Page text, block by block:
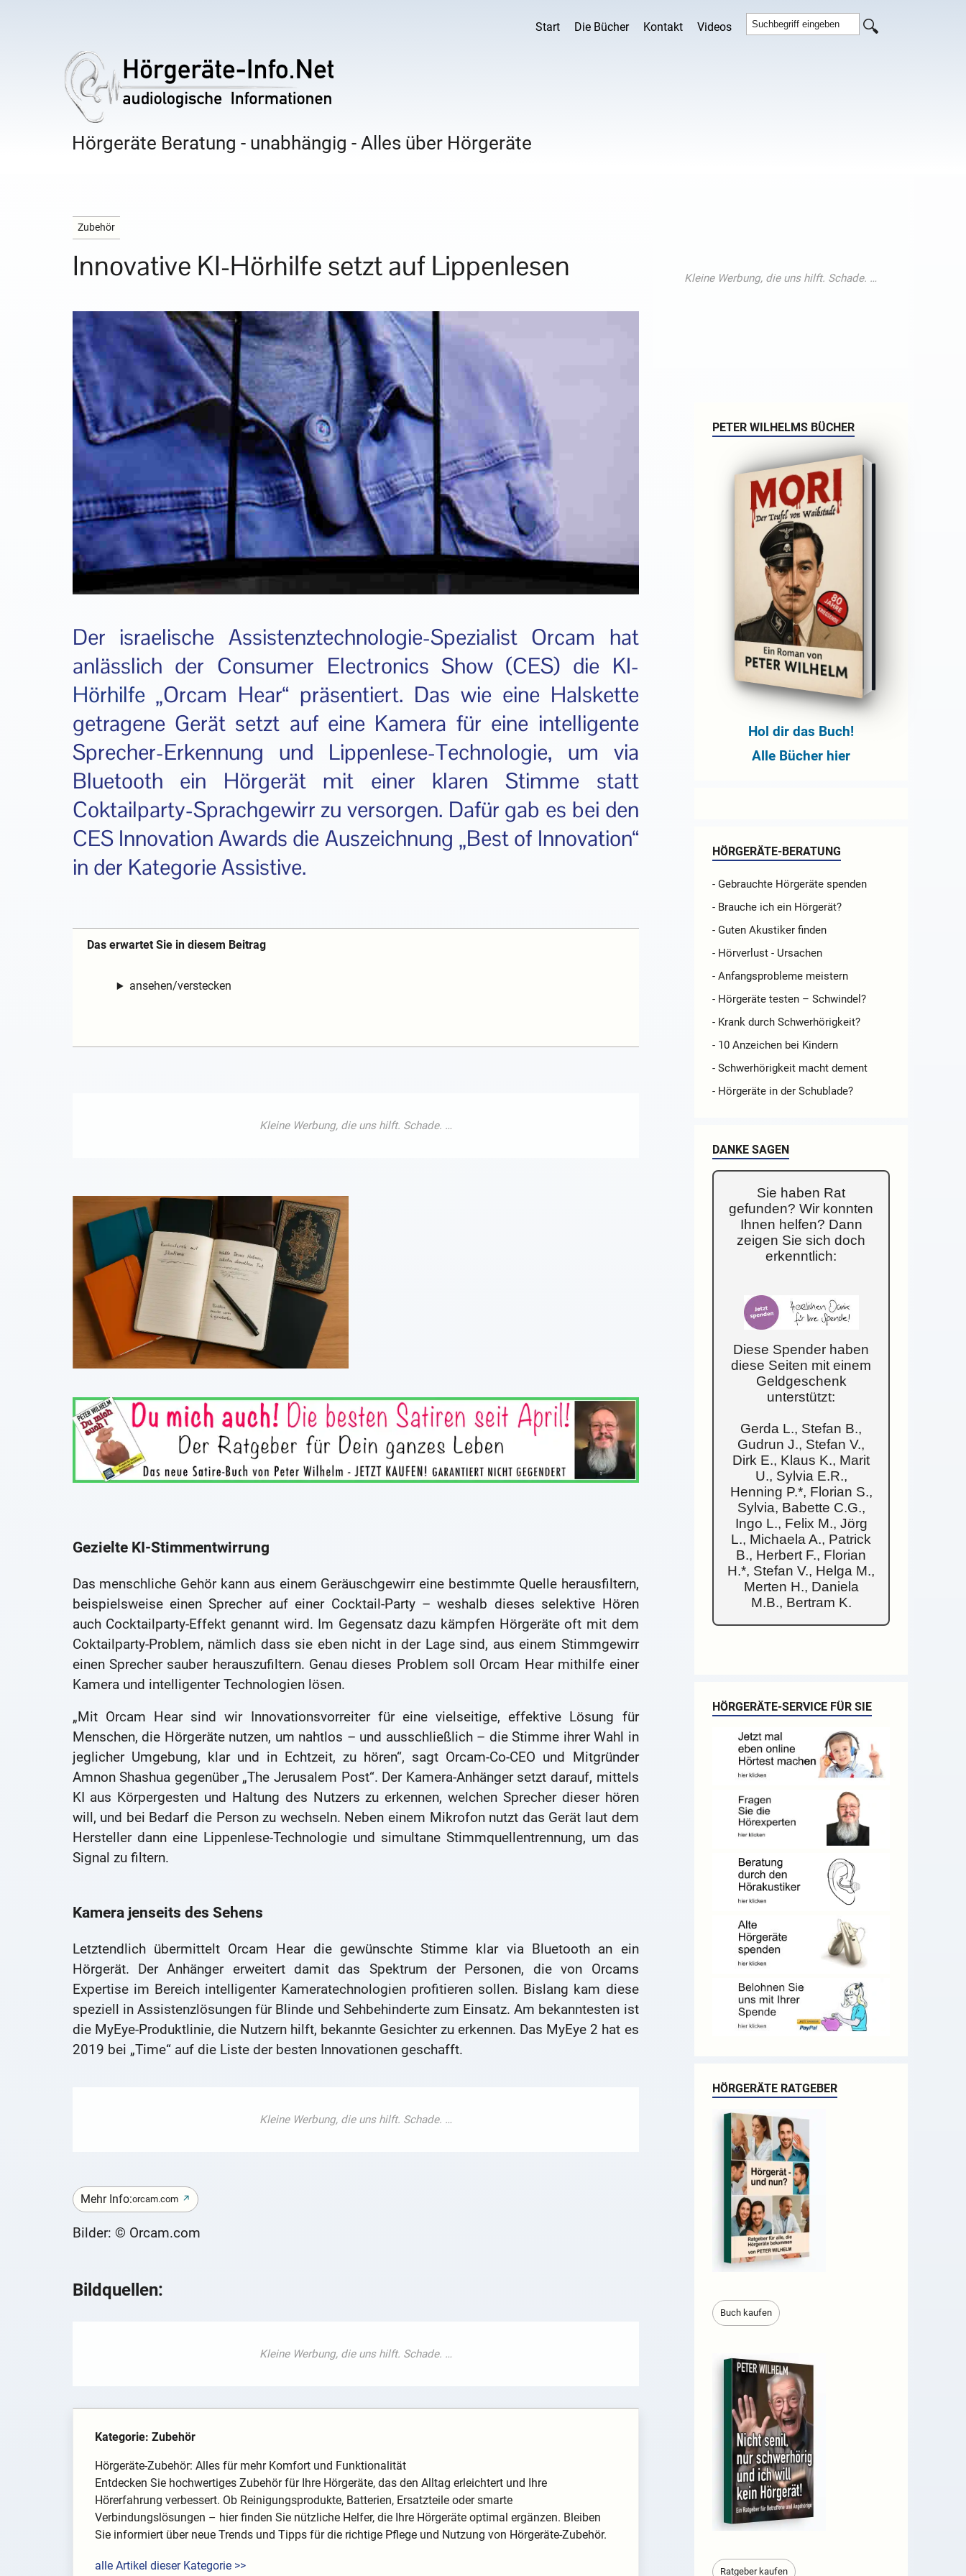
Start Die Bücher Kontakt Videos
Hörgeräte Beratung - unabhängig - Alles über Hörgeräte
Zubehör
Innovative KI-Hörhilfe setzt auf Lippenlesen
Der israelische Assistenztechnologie-Spezialist Orcam hat
anlässlich der Consumer Electronics Show (CES) die KI-
Hörhilfe„Orcam Hear“ präsentiert. Das wie eine Halskette
getragene Gerät setzt auf eine Kamera für eine intelligente
Sprecher-Erkennung und Lippenlese-Technologie, um via
Bluetooth ein Hörgerät mit einer klaren Stimme statt
Coktailparty-Sprachgewirr zu versorgen. Dafür gab es bei den
CES Innovation Awards die Auszeichnung „Best of Innovation“
in der Kategorie Assistive.
Das erwartet Sie in diesem Beitrag
ansehen/verstecken
Gezielte KI-Stimmentwirrung
Das menschliche Gehör kann aus einem Geräuschgewirr eine bestimmte Quelle herausfiltern,
beispielsweise einen Sprecher auf einer Cocktail-Party – weshalb dieses selektive Hören
auch Cocktailparty-Effekt genannt wird. Im Gegensatz dazu kämpfen Hörgeräte oft mit dem
Coktailparty-Problem, nämlich dass sie eben nicht in der Lage sind, aus einem Stimmgewirr
einen Sprecher sauber herauszufiltern. Genau dieses Problem soll Orcam Hear mithilfe einer
Kamera und intelligenter Technologien lösen.
„Mit Orcam Hear sind wir Innovationsvorreiter für eine vielseitige, effektive Lösung für
Menschen, die Hörgeräte nutzen, um nahtlos – und ausschließlich – die Stimme ihrer Wahl in
jeglicher Umgebung, klar und in Echtzeit, zu hören“, sagt Orcam-Co-CEO und Mitgründer
Amnon Shashua gegenüber „The Jerusalem Post“. Der Kamera-Anhänger setzt darauf, mittels
KI aus Körpergesten und Haltung des Nutzers zu erkennen, welchen Sprecher dieser hören
will, und bei Bedarf die Person zu wechseln. Neben einem Mikrofon nutzt das Gerät laut dem
Hersteller dann eine Lippenlese-Technologie und simultane Stimmquellentrennung, um das
Signal zu filtern.
Kamera jenseits des Sehens
Letztendlich übermittelt Orcam Hear die gewünschte Stimme klar via Bluetooth an ein
Hörgerät. Der Anhänger erweitert damit das Spektrum der Personen, die von Orcams
Expertise im Bereich intelligenter Kameratechnologien profitieren sollen. Bislang kam diese
speziell in Assistenzlösungen für Blinde und Sehbehinderte zum Einsatz. Am bekanntesten ist
die MyEye-Produktlinie, die Nutzern hilft, bekannte Gesichter zu erkennen. Das MyEye 2 hat es
2019 bei „Time“ auf die Liste der besten Innovationen geschafft.
Mehr Info:orcam.com
Bilder: © Orcam.com
Bildquellen:
Kategorie: Zubehör
Hörgeräte-Zubehör: Alles für mehr Komfort und Funktionalität
Entdecken Sie hochwertiges Zubehör für Ihre Hörgeräte, das den Alltag erleichtert und Ihre
Hörerfahrung verbessert. Ob Reinigungsprodukte, Batterien, Ersatzteile oder smarte
Verbindungslösungen – hier finden Sie nützliche Helfer, die Ihre Hörgeräte optimal ergänzen. Bleiben
Sie informiert über neue Trends und Tipps für die richtige Pflege und Nutzung von Hörgeräte-Zubehör.
alle Artikel dieser Kategorie >>
PETER WILHELMS BÜCHER
Hol dir das Buch!
Alle Bücher hier
HÖRGERÄTE-BERATUNG
- Gebrauchte Hörgeräte spenden
- Brauche ich ein Hörgerät?
- Guten Akustiker finden
- Hörverlust - Ursachen
- Anfangsprobleme meistern
- Hörgeräte testen – Schwindel?
- Krank durch Schwerhörigkeit?
- 10 Anzeichen bei Kindern
- Schwerhörigkeit macht dement
- Hörgeräte in der Schublade?
DANKE SAGEN
Sie haben Rat
gefunden? Wir konnten
Ihnen helfen? Dann
zeigen Sie sich doch
erkenntlich:
Diese Spender haben
diese Seiten mit einem
Geldgeschenk
unterstützt:
Gerda L., Stefan B.,
Gudrun J., Stefan V.,
Dirk E., Klaus K., Marit
U., Sylvia E.R.,
Henning P.*, Florian S.,
Sylvia, Babette C.G.,
Ingo L., Felix M., Jörg
L., Michaela A., Patrick
B., Herbert F., Florian
H.*, Stefan V., Helga M.,
Merten H., Daniela
M.B., Bertram K.
HÖRGERÄTE-SERVICE FÜR SIE
HÖRGERÄTE RATGEBER
Buch kaufen
Ratgeber kaufen